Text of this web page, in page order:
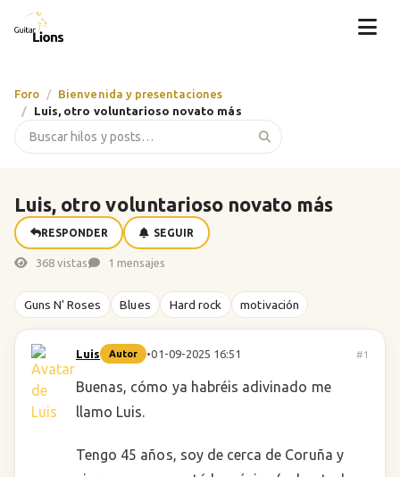
Foro
Bienvenida y presentaciones
Luis, otro voluntarioso novato más
Luis, otro voluntarioso novato más
RESPONDER SEGUIR
368 vistas 1 mensajes
Guns N' Roses Blues Hard rock motivación
Luis Autor •01-09-2025 16:51 #1
Buenas, cómo ya habréis adivinado me
llamo Luis.
Tengo 45 años, soy de cerca de Coruña y